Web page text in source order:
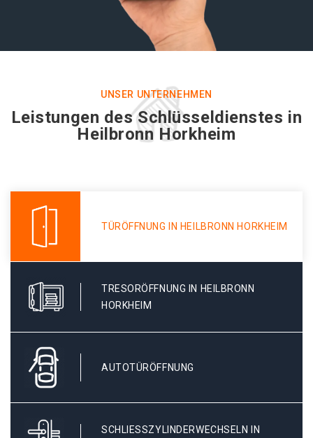
UNSER UNTERNEHMEN
Leistungen des Schlüsseldienstes in
Heilbronn Horkheim
TÜRÖFFNUNG IN HEILBRONN HORKHEIM
TRESORÖFFNUNG IN HEILBRONN
HORKHEIM
AUTOTÜRÖFFNUNG
SCHLIESSZYLINDERWECHSELN IN H